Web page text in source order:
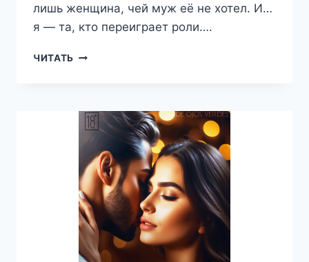
лишь женщина, чей муж её не хотел. И…
я — та, кто переиграет роли….
ЧИТАТЬ ОТНЫНЕ
VERDES